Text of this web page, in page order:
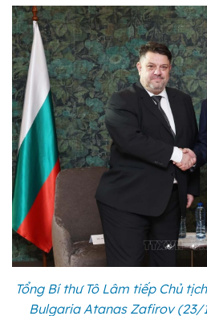
Tổng Bí thư Tô Lâm tiếp Chủ
Bulgaria Atanas Zafirov (23/